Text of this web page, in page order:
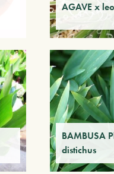
AGAVE x
BAMBUSA
distichus